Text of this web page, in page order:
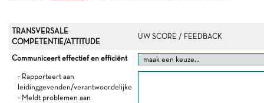
TRANSVERSALE
COMPETENTIE/ATTITUDE
UW SCORE / FEEDBACK
Communiceert effectief en efficiënt
- Rapporteert aan
leidinggevenden/verantwoordelijke
- Meldt problemen aan